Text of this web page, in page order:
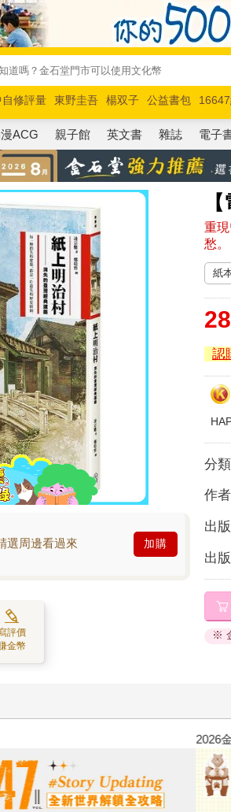
自修評量 東野圭吾 楊双子 公益書包
花綻放
奧德賽 路邊攤新作 馬斯克 玩具總
ACG 親子館 英文書 雜誌 電子
重
愁。
選周邊看過來 加購
評價
金幣
紙
認
分類
作者
出
出
※